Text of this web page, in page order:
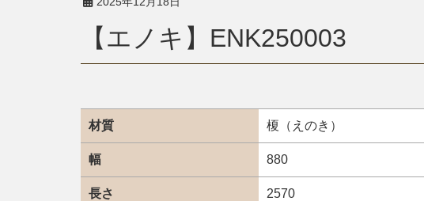
【エノキ】ENK250003
材質 榎（えのき）
幅 880
長さ 2570